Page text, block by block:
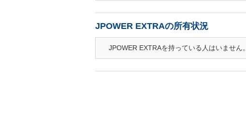
JPOWER EXTRAの所有状況
JPOWER EXTRAを持っている人はいません。